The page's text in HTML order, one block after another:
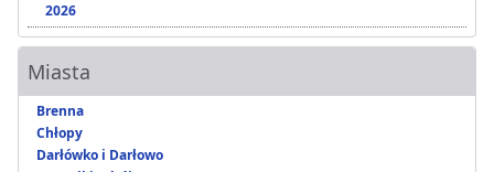
2026
Miasta
Brenna
Chłopy
Darłówko i Darłowo